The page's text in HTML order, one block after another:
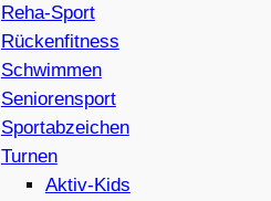
Reha-Sport
Rückenfitness
Schwimmen
Seniorensport
Sportabzeichen
Turnen
Aktiv-Kids